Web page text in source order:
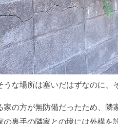
な場所は塞いだはずなのに、
家の方が無防備だったため、
の裏手の隣家との境には外構